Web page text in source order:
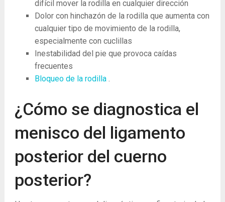
difícil mover la rodilla en cualquier dirección
Dolor con hinchazón de la rodilla que aumenta con
cualquier tipo de movimiento de la rodilla,
especialmente con cuclillas
Inestabilidad del pie que provoca caídas
frecuentes
Bloqueo de la rodilla .
¿Cómo se diagnostica el
menisco del ligamento
posterior del cuerno
posterior?